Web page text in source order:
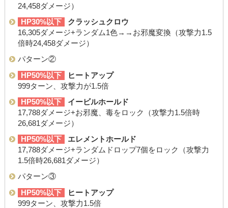
24,458ダメージ）
HP30%以下
クラッシュクロウ
16,305ダメージ+ランダム1色→→お邪魔変換（攻撃力1.5
倍時24,458ダメージ）
パターン②
HP50%以下
ヒートアップ
999ターン、攻撃力が1.5倍
HP50%以下
イービルホールド
17,788ダメージ+お邪魔、毒をロック（攻撃力1.5倍時
26,681ダメージ）
HP50%以下
エレメントホールド
17,788ダメージ+ランダムドロップ7個をロック（攻撃力
1.5倍時26,681ダメージ）
パターン③
HP50%以下
ヒートアップ
999ターン、攻撃力1.5倍